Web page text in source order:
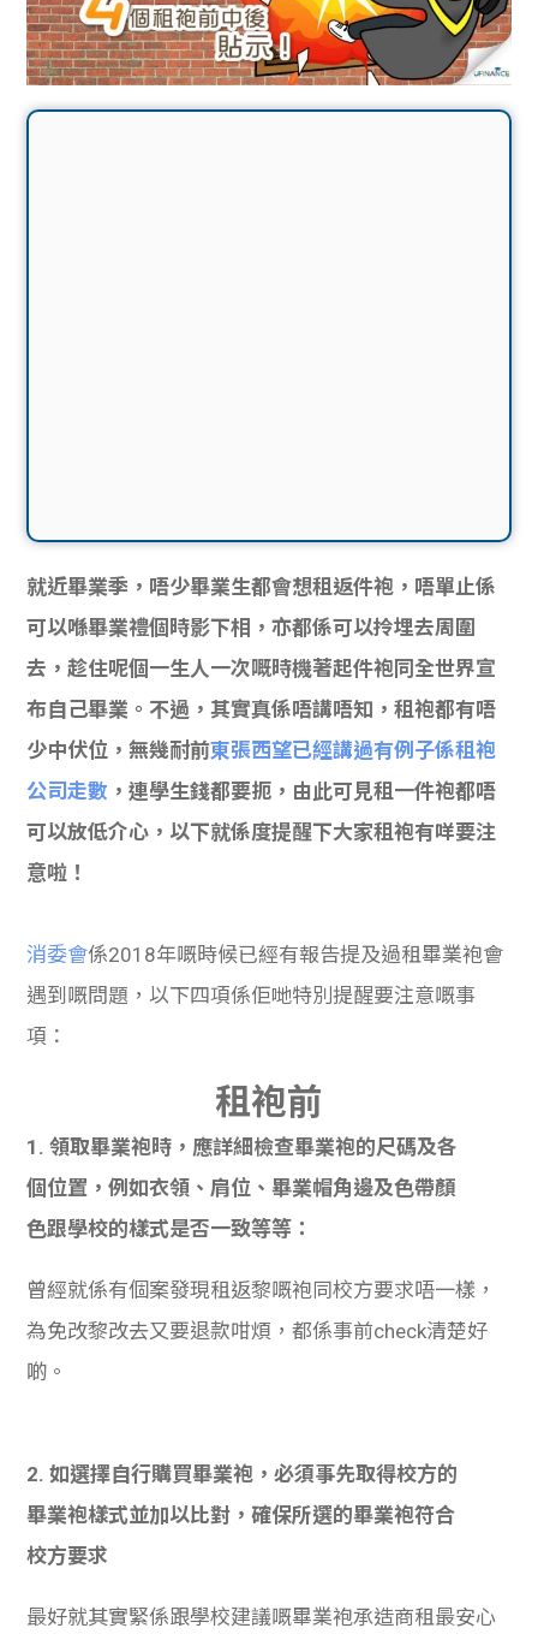
就近畢業季，唔少畢業生都會想租返件袍，唔單止係
可以喺畢業禮個時影下相，亦都係可以拎埋去周圍
去，趁住呢個一生人一次嘅時機著起件袍同全世界宣
布自己畢業。不過，其實真係唔講唔知，租袍都有唔
少中伏位，無幾耐前東張西望已經講過有例子係租袍
公司走數 ，連學生錢都要扼，由此可見租一件袍都唔
可以放低介心，以下就係度提醒下大家租袍有咩要注
意啦！
消委會係2018年嘅時候已經有報告提及過租畢業袍會
遇到嘅問題，以下四項係佢哋特別提醒要注意嘅事
項：
租袍前
1. 領取畢業袍時，應詳細檢查畢業袍的尺碼及各
個位置，例如衣領、肩位、畢業帽角邊及色帶顏
色跟學校的樣式是否一致等等：
曾經就係有個案發現租返黎嘅袍同校方要求唔一樣，
為免改黎改去又要退款咁煩，都係事前check清楚好
啲 。
2. 如選擇自行購買畢業袍，必須事先取得校方的
畢業袍樣式並加以比對，確保所選的畢業袍符合
校方要求
最好就其實緊係跟學校建議嘅畢業袍承造商租最安心